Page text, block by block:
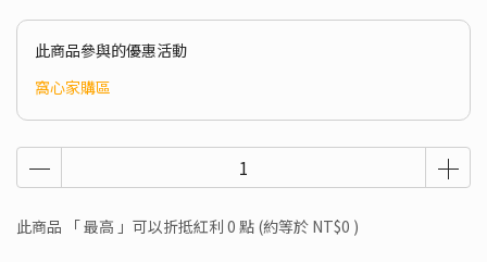
此商品參與的優惠活動
窩心家購區
此商品 「 最高 」可以折抵紅利 0 點 (約等於 NT$0 )